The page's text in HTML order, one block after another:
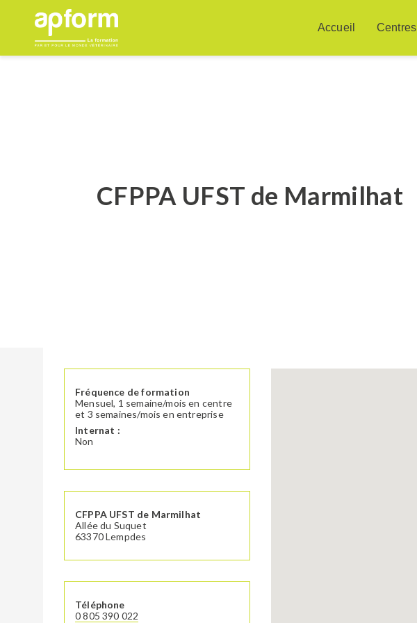
contenu
Accueil Centres
CFPPA UFST de Marmilhat
Fréquence de formation
Mensuel, 1 semaine/mois en centre
et 3 semaines/mois en entreprise
Internat :
Non
CFPPA UFST de Marmilhat
Allée du Suquet
63370Lempdes
Téléphone
0 805 390 022